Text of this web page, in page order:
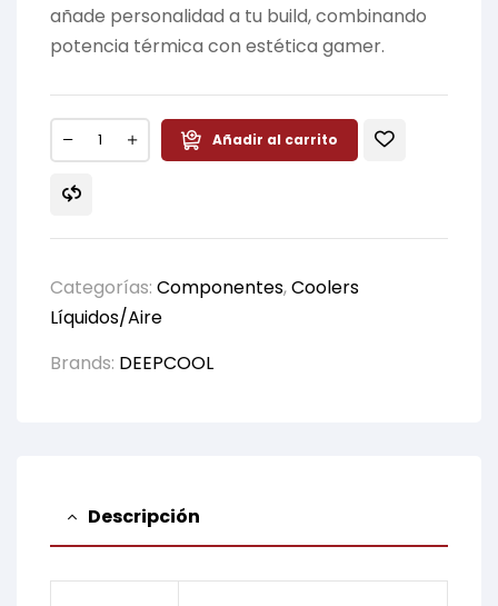
añade personalidad a tu build, combinando
potencia térmica con estética gamer.
Añadir al carrito
Categorías: Componentes,Coolers
Líquidos/Aire
Brands: DEEPCOOL
Descripción